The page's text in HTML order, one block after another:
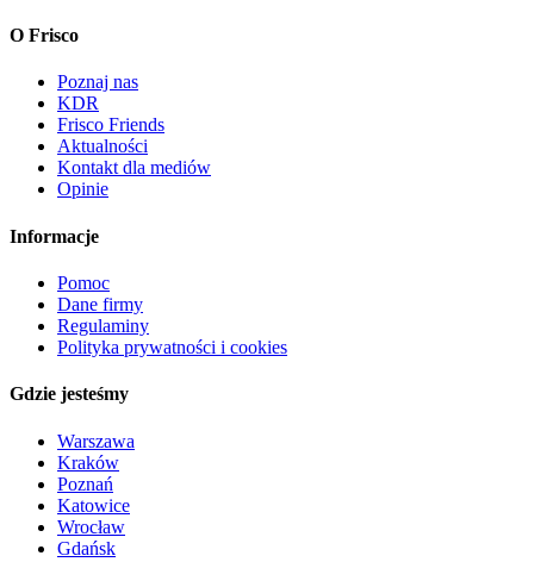
O Frisco
Poznaj nas
KDR
Frisco Friends
Aktualności
Kontakt dla mediów
Opinie
Informacje
Pomoc
Dane firmy
Regulaminy
Polityka prywatności i cookies
Gdzie jesteśmy
Warszawa
Kraków
Poznań
Katowice
Wrocław
Gdańsk